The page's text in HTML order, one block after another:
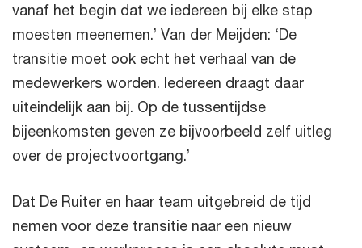
vanaf het begin dat we iedereen bij elke stap
moesten meenemen.’ Van der Meijden: ‘De
transitie moet ook echt het verhaal van de
medewerkers worden. Iedereen draagt daar
uiteindelijk aan bij. Op de tussentijdse
bijeenkomsten geven ze bijvoorbeeld zelf uitleg
over de projectvoortgang.’
Dat De Ruiter en haar team uitgebreid de tijd
nemen voor deze transitie naar een nieuw